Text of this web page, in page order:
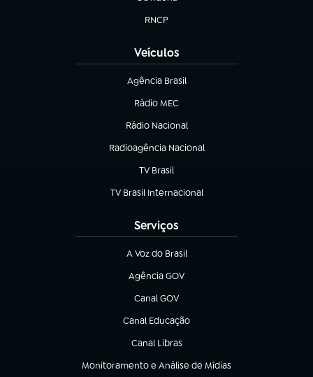
RNCP
(abre em nova aba)
Veículos
Agência Brasil
(abre em nova aba)
Rádio MEC
(abre em nova aba)
Rádio Nacional
Radioagência Nacional
(abre em nova aba)
TV Brasil
(abre em nova aba)
TV Brasil Internacional
(abre em nova aba)
Serviços
A Voz do Brasil
(abre em nova aba)
Agência GOV
(abre em nova aba)
Canal GOV
(abre em nova aba)
Canal Educação
(abre em nova aba)
Canal Libras
(abre em nova aba)
Monitoramento e Análise de Mídias
(abre em nova aba)